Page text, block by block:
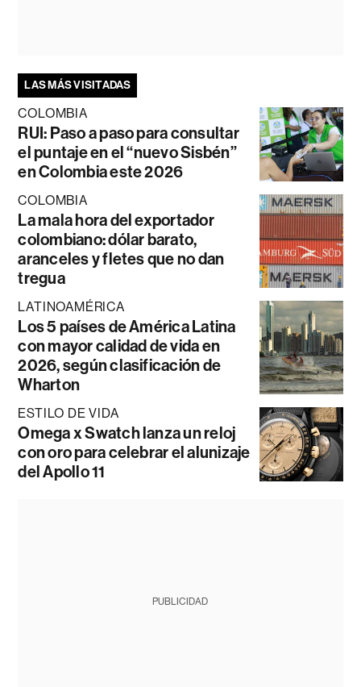
LAS MÁS VISITADAS
COLOMBIA
RUI: Paso a paso para consultar
el puntaje en el “nuevo Sisbén”
en Colombia este 2026
COLOMBIA
La mala hora del exportador
colombiano: dólar barato,
aranceles y fletes que no dan
tregua
LATINOAMÉRICA
Los 5 países de América Latina
con mayor calidad de vida en
2026, según clasificación de
Wharton
ESTILO DE VIDA
Omega x Swatch lanza un reloj
con oro para celebrar el alunizaje
del Apollo 11
PUBLICIDAD